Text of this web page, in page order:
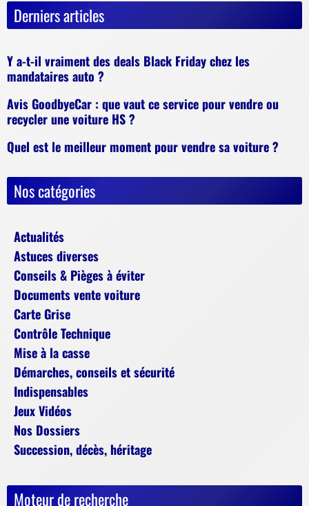
Derniers articles
Y a-t-il vraiment des deals Black Friday chez les
mandataires auto ?
Avis GoodbyeCar : que vaut ce service pour vendre ou
recycler une voiture HS ?
Quel est le meilleur moment pour vendre sa voiture ?
Nos catégories
Actualités
Astuces diverses
Conseils & Pièges à éviter
Documents vente voiture
Carte Grise
Contrôle Technique
Mise à la casse
Démarches, conseils et sécurité
Indispensables
Jeux Vidéos
Nos Dossiers
Succession, décès, héritage
Moteur de recherche